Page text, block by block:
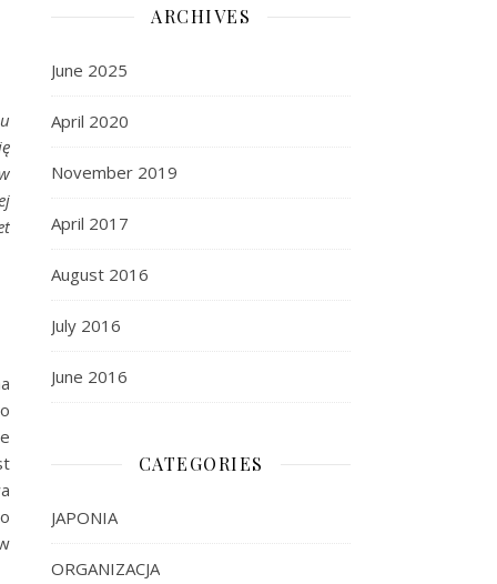
ARCHIVES
June 2025
April 2020
November 2019
April 2017
August 2016
July 2016
June 2016
CATEGORIES
JAPONIA
ORGANIZACJA